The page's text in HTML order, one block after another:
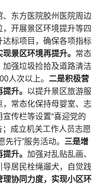
东方医院胶州医院周边
开展景区环境提升等四
标项目，确保各项指标
景区环境再提升。 常态
强垃圾捡拾及道路清洁
人次以上。 二是积极营
升。 以提升景区旅游服
常态化保持母婴室、志
传栏等设置“喜迎党的
；成立机关工作人员志愿
行”服务活动。 三是增
升。 加强对乱贴乱画、
居民栓绳遛犬，自觉践
理协同力度，实现小区环